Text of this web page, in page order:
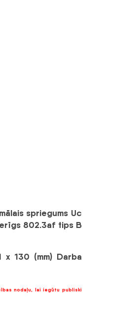
spriegums Uc
802.3af tips B
x 130 (mm) Darba
nodaļu, lai iegūtu publiski